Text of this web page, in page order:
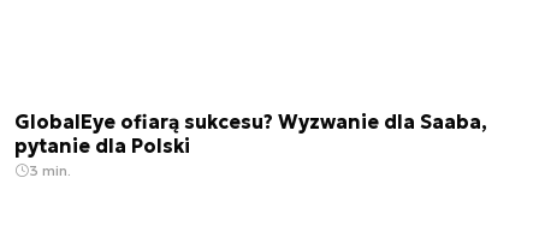
GlobalEye ofiarą sukcesu? Wyzwanie dla Saaba,
pytanie dla Polski
3 min.